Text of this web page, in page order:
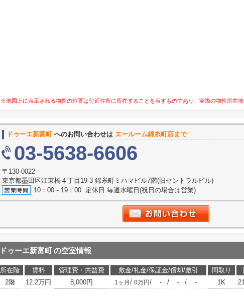
※地図上に表示される物件の位置は付近住所に所在することを表すものであり、実際の物件所在地
ドゥーエ新富町へのお問い合わせは エールーム錦糸町店まで
03-5638-6606
〒130-0022
東京都墨田区江東橋４丁目19-3 錦糸町ミハマビル7階(旧セントラルビル)
10：00～19：00 定休日:毎週水曜日(祝日の場合は営業)
ドゥーエ新富町の空室情報
所在階 賃料 管理費・共益費 敷金/礼金/保証金/償却/敷引 間取り
2階
12.2万円 8,000円 1ヶ月 / 0万円/ - / - / - 1K